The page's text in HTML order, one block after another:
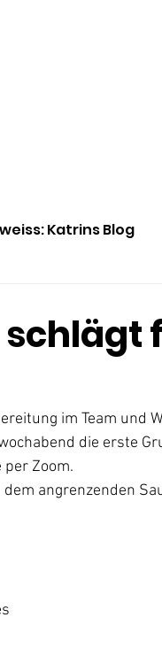
Katrins Blog
im Team und
die erste
Zoom.
angrenzenden